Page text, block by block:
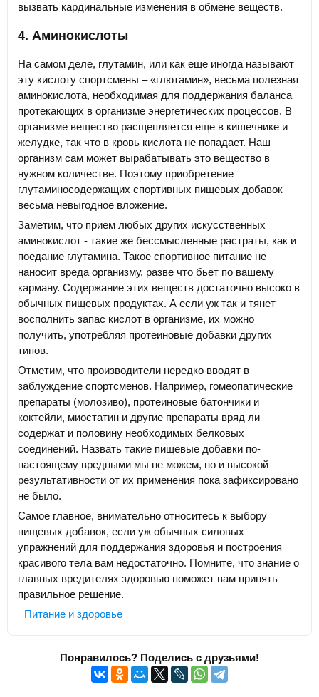
вызвать кардинальные изменения в обмене веществ.
4. Аминокислоты
На самом деле, глутамин, или как еще иногда называют
эту кислоту спортсмены – «глютамин», весьма полезная
аминокислота, необходимая для поддержания баланса
протекающих в организме энергетических процессов. В
организме вещество расщепляется еще в кишечнике и
желудке, так что в кровь кислота не попадает. Наш
организм сам может вырабатывать это вещество в
нужном количестве. Поэтому приобретение
глутаминосодержащих спортивных пищевых добавок –
весьма невыгодное вложение.
Заметим, что прием любых других искусственных
аминокислот - такие же бессмысленные растраты, как и
поедание глутамина. Такое спортивное питание не
наносит вреда организму, разве что бьет по вашему
карману. Содержание этих веществ достаточно высоко в
обычных пищевых продуктах. А если уж так и тянет
восполнить запас кислот в организме, их можно
получить, употребляя протеиновые добавки других
типов.
Отметим, что производители нередко вводят в
заблуждение спортсменов. Например, гомеопатические
препараты (молозиво), протеиновые батончики и
коктейли, миостатин и другие препараты вряд ли
содержат и половину необходимых белковых
соединений. Назвать такие пищевые добавки по-
настоящему вредными мы не можем, но и высокой
результативности от их применения пока зафиксировано
не было.
Самое главное, внимательно относитесь к выбору
пищевых добавок, если уж обычных силовых
упражнений для поддержания здоровья и построения
красивого тела вам недостаточно. Помните, что знание о
главных вредителях здоровью поможет вам принять
правильное решение.
Питание и здоровье
Понравилось? Поделись с друзьями!